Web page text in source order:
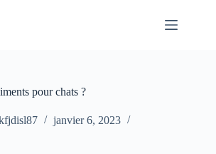
pour chats ?
janvier 6, 2023